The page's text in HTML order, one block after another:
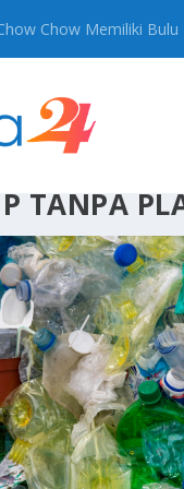
Chow Memiliki
TANPA